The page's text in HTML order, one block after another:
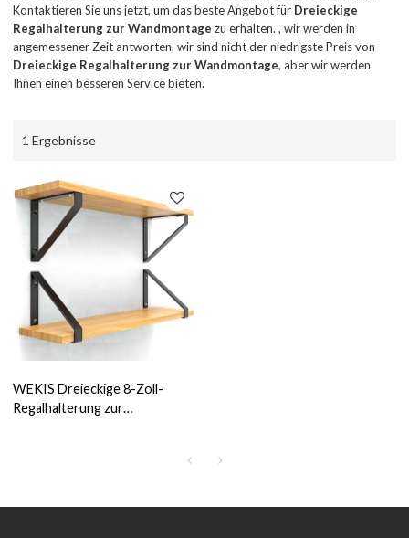
Kontaktieren Sie uns jetzt, um das beste Angebot für Dreieckige
Regalhalterung zur Wandmontage zu erhalten. , wir werden in
angemessener Zeit antworten, wir sind nicht der niedrigste Preis von
Dreieckige Regalhalterung zur Wandmontage, aber wir werden
Ihnen einen besseren Service bieten.
1 Ergebnisse
WEKIS Dreieckige 8-Zoll-
Regalhalterung zur